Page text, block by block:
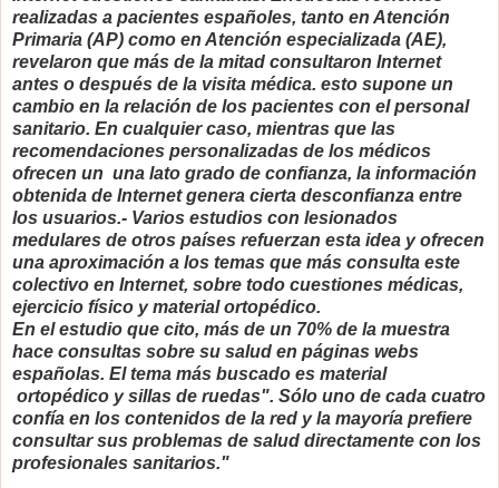
realizadas a pacientes españoles, tanto en Atención
Primaria (AP) como en Atención especializada (AE),
revelaron que más de la mitad consultaron Internet
antes o después de la visita médica. esto supone un
cambio en la relación de los pacientes con el personal
sanitario. En cualquier caso, mientras que las
recomendaciones personalizadas de los médicos
ofrecen un una lato grado de confianza, la información
obtenida de Internet genera cierta desconfianza entre
los usuarios.- Varios estudios con lesionados
medulares de otros países refuerzan esta idea y ofrecen
una aproximación a los temas que más consulta este
colectivo en Internet, sobre todo cuestiones médicas,
ejercicio físico y material ortopédico.
En el estudio que cito, más de un 70% de la muestra
hace consultas sobre su salud en páginas webs
españolas. El tema más buscado es material
ortopédico y sillas de ruedas". Sólo uno de cada cuatro
confía en los contenidos de la red y la mayoría prefiere
consultar sus problemas de salud directamente con los
profesionales sanitarios."